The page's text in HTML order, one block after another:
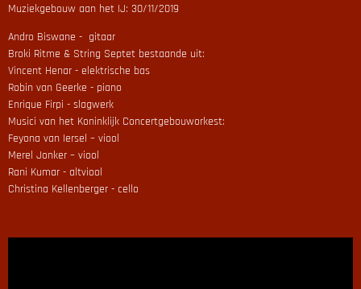
Muziekgebouw aan het IJ: 30/11/2019
Andro Biswane - gitaar
Broki Ritme & String Septet bestaande uit:
Vincent Henar - elektrische bas
Robin van Geerke - piano
Enrique Firpi - slagwerk
Musici van het Koninklijk Concertgebouworkest:
Feyona van Iersel – viool
Merel Jonker – viool
Rani Kumar - altviool
Christina Kellenberger - cello